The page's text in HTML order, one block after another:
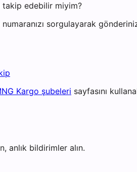
takip edebilir miyim?
sorgulayarak
Kargo şubeleri sayfasını
anlık bildirimler alın.